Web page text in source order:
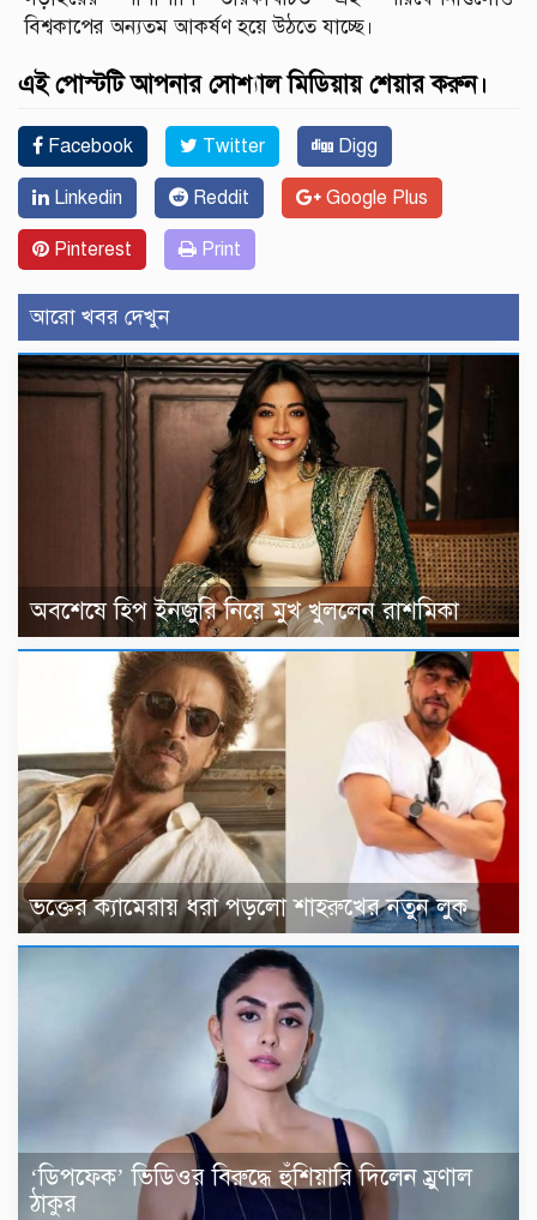
বিশ্বকাপের অন্যতম আকর্ষণ হয়ে উঠতে যাচ্ছে।
এই পোস্টটি আপনার সোশ্যাল মিডিয়ায় শেয়ার করুন।
Facebook Twitter Digg
Linkedin Reddit Google Plus
Pinterest Print
আরো খবর দেখুন
অবশেষে হিপ ইনজুরি নিয়ে মুখ খুললেন রাশমিকা
ভক্তের ক্যামেরায় ধরা পড়লো শাহরুখের নতুন লুক
‘ডিপফেক’ ভিডিওর বিরুদ্ধে হুঁশিয়ারি দিলেন ম্রুণাল
ঠাকুর